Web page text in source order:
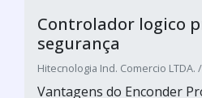
Vantagens do Enconder
sua vasta gama de
maior procura dentre os
Encoders, em especial, o